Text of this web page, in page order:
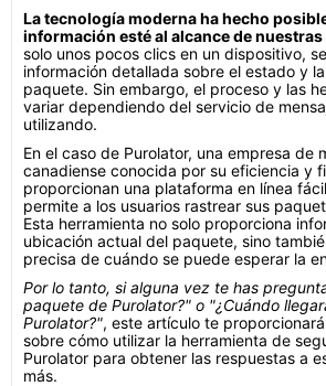
La tecnología moderna ha hecho
información esté al alcance de
solo unos pocos clics en un dispositivo,
información detallada sobre el estado y
paquete. Sin embargo, el proceso y las
variar dependiendo del servicio de
utilizando.
En el caso de Purolator, una empresa de
canadiense conocida por su eficiencia y
proporcionan una plataforma en línea
permite a los usuarios rastrear sus
Esta herramienta no solo proporciona
ubicación actual del paquete, sino
precisa de cuándo se puede esperar la
Por lo tanto, si alguna vez te has
paquete de Purolator?" o "¿Cuándo
Purolator?", este artículo te
sobre cómo utilizar la herramienta de
Purolator para obtener las respuestas a
más.